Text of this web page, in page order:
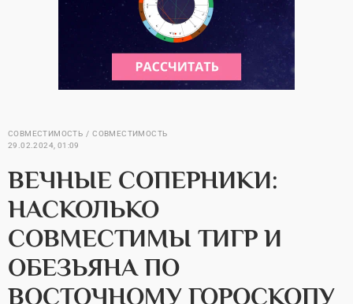
СОВМЕСТИМОСТЬ
СОВМЕСТИМОСТЬ
29.02.2024, 01:09
ВЕЧНЫЕ СОПЕРНИКИ:
НАСКОЛЬКО
СОВМЕСТИМЫ ТИГР И
ОБЕЗЬЯНА ПО
ВОСТОЧНОМУ ГОРОСКОПУ